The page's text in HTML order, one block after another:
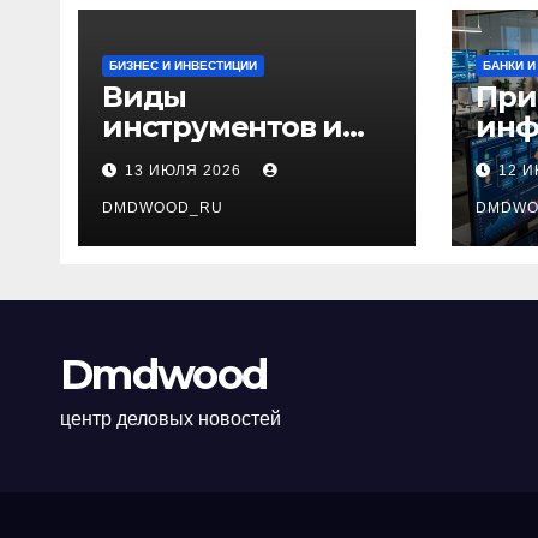
БИЗНЕС И ИНВЕСТИЦИИ
Виды
инструментов и
аксессуаров для
маникюра и
педикюра
13 ИЮЛЯ 2026
DMDWOOD_RU
БАНКИ
12
Dmdwood
центр деловых новостей